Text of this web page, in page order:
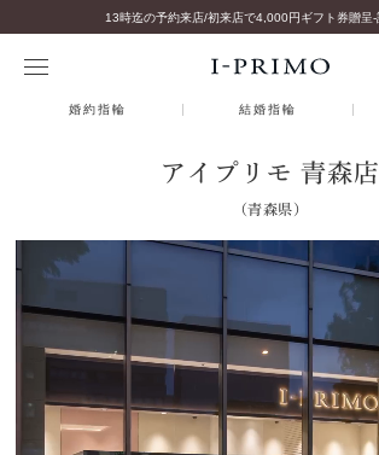
婚約指輪 結婚指輪
アイプリモ 青森店
（青森県）